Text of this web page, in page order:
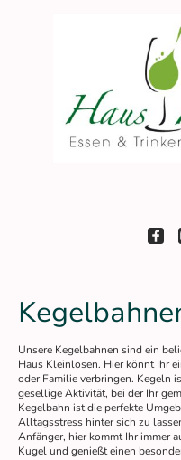
Unsere Kegelbahnen sind ein
Haus Kleinlosen. Hier könnt Ihr
oder Familie verbringen. Kegeln
gesellige Aktivität, bei der Ihr
Kegelbahn ist die perfekte
Alltagsstress hinter sich zu
Anfänger, hier kommt Ihr immer
Kugel und genießt einen